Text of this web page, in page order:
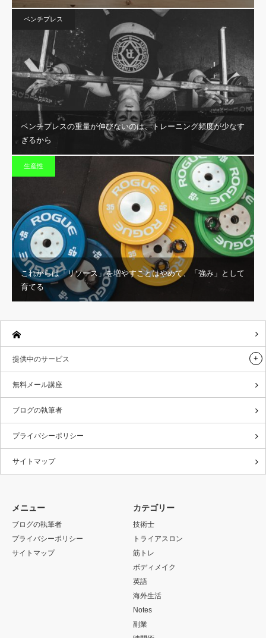
ベンチプレス
ベンチプレスの重量が伸びないのは、トレーニング頻度が少なす
ぎるから
生産性
これからは「リソース」を増やすことはやめて、「強み」として
育てる
提供中のサービス
無料メール講座
ブログの執筆者
プライバシーポリシー
サイトマップ
メニュー
ブログの執筆者
プライバシーポリシー
サイトマップ
カテゴリー
技術士
トライアスロン
筋トレ
ボディメイク
英語
海外生活
Notes
副業